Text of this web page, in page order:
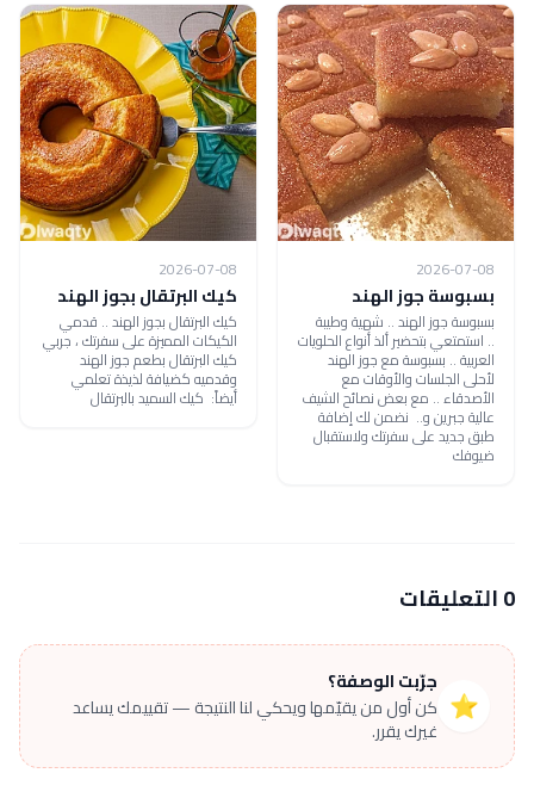
2026-07-08
بسبوسة جوز الهند
بسبوسة جوز الهند .. شهية وطيبة
.. استمتعي بتحضير ألذ أنواع الحلويات
العربية .. بسبوسة مع جوز الهند
لأحلى الجلسات والأوقات مع
الأصدقاء .. مع بعض نصائح الشيف
عالية جبرين و.. نضمن لك إضافة
طبق جديد على سفرتك ولاستقبال
ضيوفك
2026-07-08
كيك البرتقال بجوز الهند
كيك البرتقال بجوز الهند .. قدمي
الكيكات المميزة على سفرتك ، جربي
كيك البرتقال بطعم جوز الهند
وقدميه كضيافة لذيذة تعلمي
أيضاً: كيك السميد بالبرتقال
0 التعليقات
⭐
جرّبت الوصفة؟
كن أول من يقيّمها ويحكي لنا النتيجة — تقييمك يساعد
غيرك يقرر.